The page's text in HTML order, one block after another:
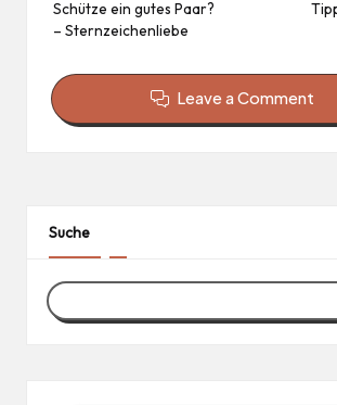
Schütze ein gutes Paar?
– Sternzeichenliebe
Leave a Comment
Suche